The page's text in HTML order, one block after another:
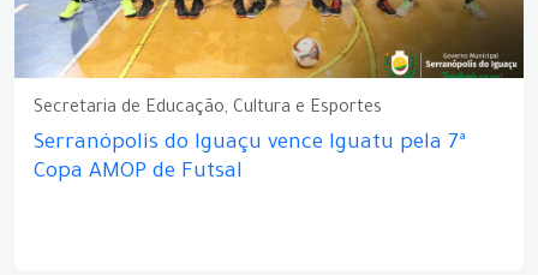
Secretaria de Educação, Cultura e Esportes
Serranópolis do Iguaçu vence Iguatu pela 7ª
Copa AMOP de Futsal